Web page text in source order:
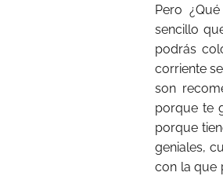
Pero
sencillo
podrás
corriente
son
porque te
porque
geniales,
con la que